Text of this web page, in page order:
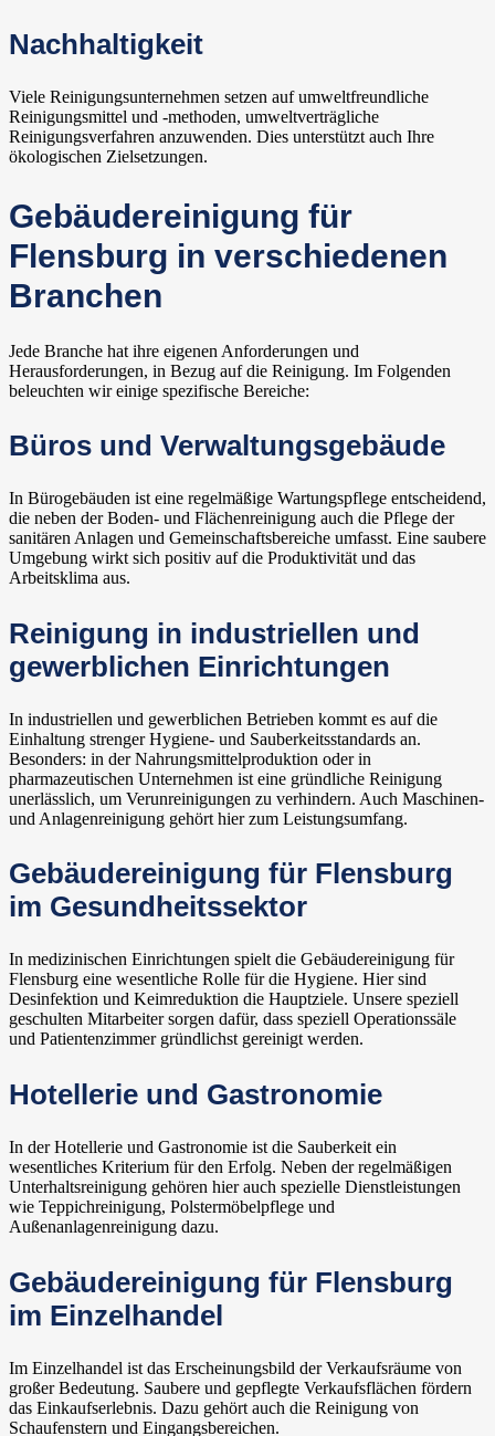
Nachhaltigkeit
Viele Reinigungsunternehmen setzen auf umweltfreundliche
Reinigungsmittel und -methoden, umweltverträgliche
Reinigungsverfahren anzuwenden. Dies unterstützt auch Ihre
ökologischen Zielsetzungen.
Gebäudereinigung für
Flensburg in verschiedenen
Branchen
Jede Branche hat ihre eigenen Anforderungen und
Herausforderungen, in Bezug auf die Reinigung. Im Folgenden
beleuchten wir einige spezifische Bereiche:
Büros und Verwaltungsgebäude
In Bürogebäuden ist eine regelmäßige Wartungspflege entscheidend,
die neben der Boden- und Flächenreinigung auch die Pflege der
sanitären Anlagen und Gemeinschaftsbereiche umfasst. Eine saubere
Umgebung wirkt sich positiv auf die Produktivität und das
Arbeitsklima aus.
Reinigung in industriellen und
gewerblichen Einrichtungen
In industriellen und gewerblichen Betrieben kommt es auf die
Einhaltung strenger Hygiene- und Sauberkeitsstandards an.
Besonders: in der Nahrungsmittelproduktion oder in
pharmazeutischen Unternehmen ist eine gründliche Reinigung
unerlässlich, um Verunreinigungen zu verhindern. Auch Maschinen-
und Anlagenreinigung gehört hier zum Leistungsumfang.
Gebäudereinigung für Flensburg
im Gesundheitssektor
In medizinischen Einrichtungen spielt die Gebäudereinigung für
Flensburg eine wesentliche Rolle für die Hygiene. Hier sind
Desinfektion und Keimreduktion die Hauptziele. Unsere speziell
geschulten Mitarbeiter sorgen dafür, dass speziell Operationssäle
und Patientenzimmer gründlichst gereinigt werden.
Hotellerie und Gastronomie
In der Hotellerie und Gastronomie ist die Sauberkeit ein
wesentliches Kriterium für den Erfolg. Neben der regelmäßigen
Unterhaltsreinigung gehören hier auch spezielle Dienstleistungen
wie Teppichreinigung, Polstermöbelpflege und
Außenanlagenreinigung dazu.
Gebäudereinigung für Flensburg
im Einzelhandel
Im Einzelhandel ist das Erscheinungsbild der Verkaufsräume von
großer Bedeutung. Saubere und gepflegte Verkaufsflächen fördern
das Einkaufserlebnis. Dazu gehört auch die Reinigung von
Schaufenstern und Eingangsbereichen.